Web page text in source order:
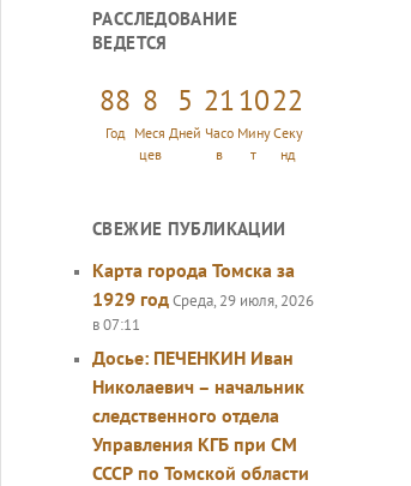
с
к
РАССЛЕДОВАНИЕ
ВЕДЕТСЯ
88
Год
8
Меся
цев
5
Дней
21
Часо
в
10
Мину
т
24
Секу
нд
СВЕЖИЕ ПУБЛИКАЦИИ
Карта города Томска за
1929 годСреда, 29 июля, 2026
в 07:11
Досье: ПЕЧЕНКИН Иван
Николаевич – начальник
следственного отдела
Управления КГБ при СМ
СССР по Томской области